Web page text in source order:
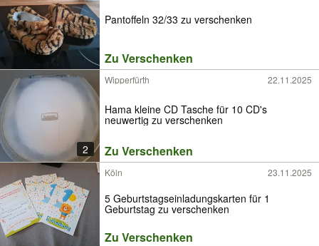
Pantoffeln 32/33 zu verschenken
Zu Verschenken
2
Wipperfürth 22.11.2025
Hama kleine CD Tasche für 10 CD's
neuwertig zu verschenken
Zu Verschenken
Köln 23.11.2025
5 Geburtstagseinladungskarten für 1
Geburtstag zu verschenken
Zu Verschenken